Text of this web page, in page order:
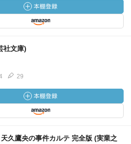
社文庫)
29
久鷹央の事件カルテ 完全版 (実業之